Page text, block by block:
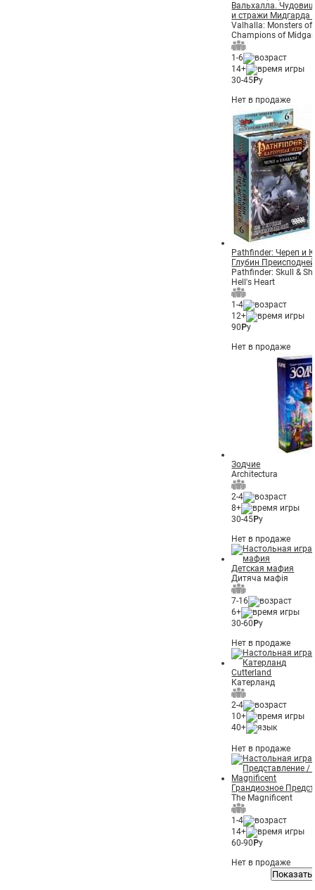
Вальхалла.
и стражи Мидгарда
Valhalla: Monsters of
Champions of
1-6
14+
30-45Ру
Нет в продаже
Pathfinder: Череп и
Глубин Преисподней
Pathfinder: Skull &
Hell's Heart
1-4
12+
90 Ру
Нет в продаже
Зодчие
Architectura
2-4
8+
30-45Ру
Нет в продаже
Детская мафия
Дитяча мафія
7-16
6+
30-60 Ру
Нет в продаже
Cutterland
Катерланд
2-4
10+
40+
Нет в продаже
Грандиозное
The Magnificent
1-4
14+
60-90 Ру
Нет в продаже